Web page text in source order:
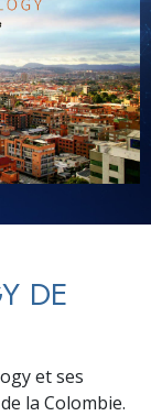
DE
et ses
la Colombie.